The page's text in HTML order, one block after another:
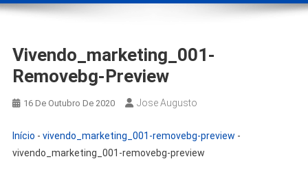
Marketing
Vivendo_marketing_001-
Removebg-Preview
16 De Outubro De 2020 Jose Augusto
Início - vivendo_marketing_001-removebg-preview -
vivendo_marketing_001-removebg-preview